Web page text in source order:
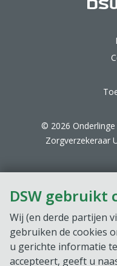
DSW gebruikt
Wij (en derde partijen
gebruiken de cookies
u gerichte informatie
accepteert, geeft u
© 2026
Zorgverzekeraar